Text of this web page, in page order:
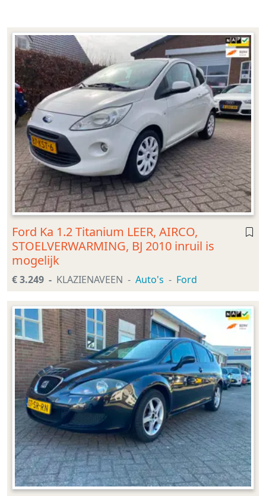
Ford Ka 1.2 Titanium LEER, AIRCO,
STOELVERWARMING, BJ 2010 inruil is
mogelijk
€ 3.249 KLAZIENAVEEN Auto's Ford